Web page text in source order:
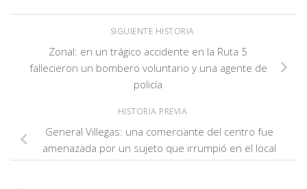
SIGUIENTE HISTORIA
Zonal: en un trágico accidente en la Ruta 5
fallecieron un bombero voluntario y una agente de
policía
HISTORIA PREVIA
General Villegas: una comerciante del centro fue
amenazada por un sujeto que irrumpió en el local